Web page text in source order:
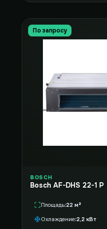
По запросу
BOSCH
Bosch AF-DHS 22-1 P
Площадь 22 м²
Охлаждение 2,2 кВт